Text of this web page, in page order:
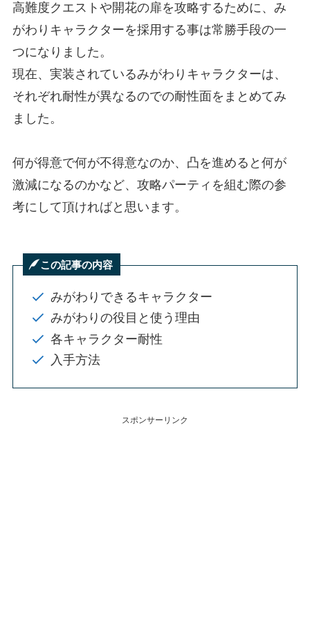
高難度クエストや開花の扉を攻略するために、み
がわりキャラクターを採用する事は常勝手段の一
つになりました。
現在、実装されているみがわりキャラクターは、
それぞれ耐性が異なるのでの耐性面をまとめてみ
ました。
何が得意で何が不得意なのか、凸を進めると何が
激減になるのかなど、攻略パーティを組む際の参
考にして頂ければと思います。
この記事の内容
みがわりできるキャラクター
みがわりの役目と使う理由
各キャラクター耐性
入手方法
スポンサーリンク